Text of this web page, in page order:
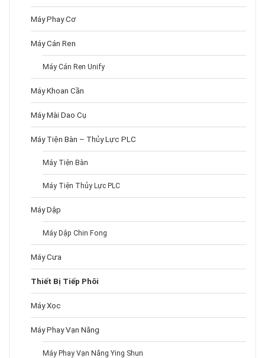
Máy Phay Cơ
Máy Cán Ren
Máy Cán Ren Unify
Máy Khoan Cần
Máy Mài Dao Cụ
Máy Tiện Bàn – Thủy Lực PLC
Máy Tiện Bàn
Máy Tiện Thủy Lực PLC
Máy Dập
Máy Dập Chin Fong
Máy Cưa
Thiết Bị Tiếp Phôi
Máy Xọc
Máy Phay Vạn Năng
Máy Phay Vạn Năng Ying Shun